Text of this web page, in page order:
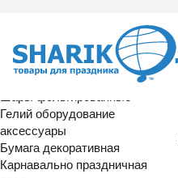
Расширенный поиск
Шары латексные
Гелий оборудование
аксессуары
Бумага декоративная
Карнавально праздничная